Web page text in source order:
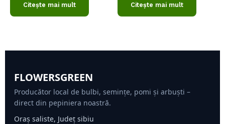
Citește mai mult Citește mai mult
FLOWERSGREEN
Producător local de bulbi, semințe, pomi și arbuști –
direct din pepiniera noastră.
Oraș saliste, Județ sibiu